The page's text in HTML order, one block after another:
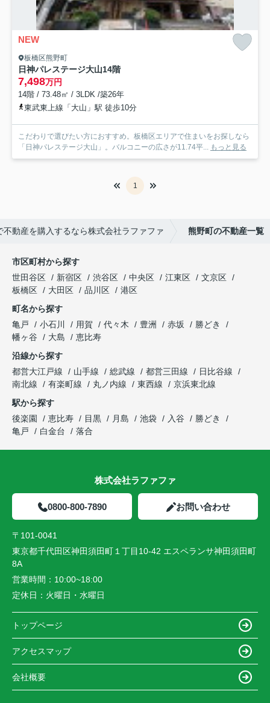
NEW
板橋区熊野町
日神パレステージ大山14階
7,498万円
14階 / 73.48㎡ / 3LDK /築26年
東武東上線「大山」駅 徒歩10分
こだわりで選びたい方におすすめ。板橋区エリアで住まいをお探しなら
「日神パレステージ大山」。バルコニーの広さが11.74平... もっと見る
1
不動産を購入するなら株式会社ラファファ 熊野町の不動産一覧
市区町村から探す
世田谷区
新宿区 渋谷区 中央区 江東区
文京区
板橋区
大田区 品川区
港区
町名から探す
亀戸
小石川 用賀 代々木 豊洲 赤坂
勝どき
幡ヶ谷
大島
恵比寿
沿線から探す
都営大江戸線
山手線 総武線 都営三田線
日比谷線
南北線
有楽町線 丸ノ内線 東西線
京浜東北線
駅から探す
後楽園
恵比寿 目黒 月島 池袋 入谷
勝どき
亀戸
白金台 落合
株式会社ラファファ
0800-800-7890 お問い合わせ
〒101-0041
東京都千代田区神田須田町１丁目10-42 エスペランサ神田須田町
8A
営業時間： 10:00~18:00
定休日： 火曜日・水曜日
トップページ
アクセスマップ
会社概要